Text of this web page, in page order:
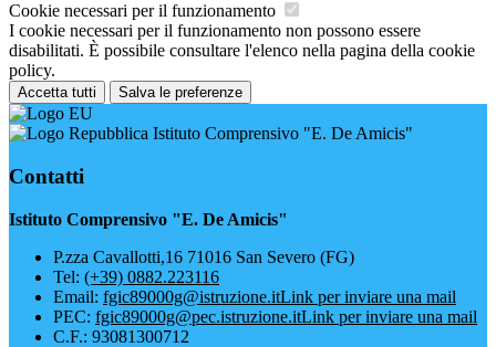
Cookie necessari per il funzionamento
I cookie necessari per il funzionamento non possono essere
disabilitati. È possibile consultare l'elenco nella pagina della cookie
policy.
Accetta tutti Salva le preferenze
Istituto Comprensivo "E. De Amicis"
Contatti
Istituto Comprensivo "E. De Amicis"
P.zza Cavallotti,16 71016 San Severo (FG)
Tel: (+39) 0882.223116
Email: fgic89000g@istruzione.itLink per inviare una mail
PEC: fgic89000g@pec.istruzione.itLink per inviare una mail
C.F.: 93081300712